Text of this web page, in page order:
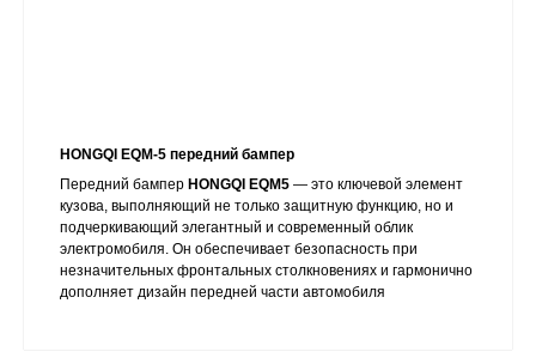
HONGQI EQM-5 передний бампер
Передний бампер HONGQI EQM5 — это ключевой элемент
кузова, выполняющий не только защитную функцию, но и
подчеркивающий элегантный и современный облик
электромобиля. Он обеспечивает безопасность при
незначительных фронтальных столкновениях и гармонично
дополняет дизайн передней части автомобиля